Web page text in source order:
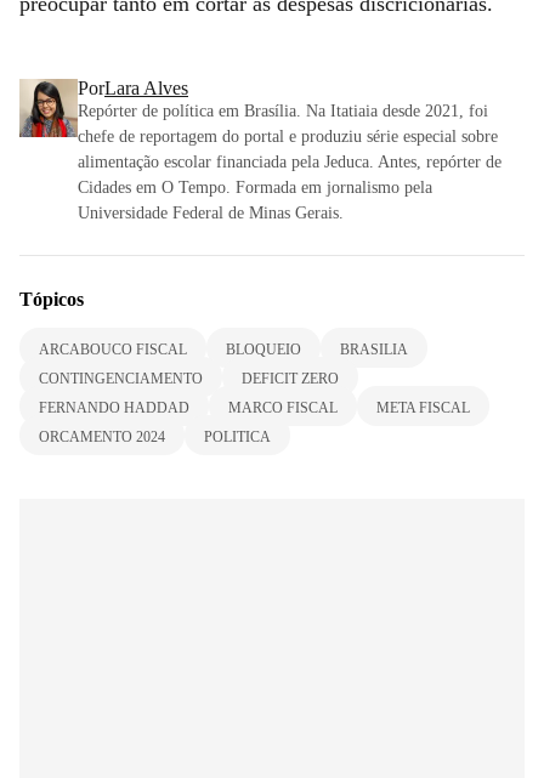
PorLara Alves
Repórter de política em Brasília. Na Itatiaia desde 2021, foi
chefe de reportagem do portal e produziu série especial sobre
alimentação escolar financiada pela Jeduca. Antes, repórter de
Cidades em O Tempo. Formada em jornalismo pela
Universidade Federal de Minas Gerais.
Tópicos
ARCABOUCO FISCAL BLOQUEIO
BRASILIA
CONTINGENCIAMENTO
DEFICIT ZERO
FERNANDO HADDAD
MARCO FISCAL
META FISCAL
ORCAMENTO 2024
POLITICA